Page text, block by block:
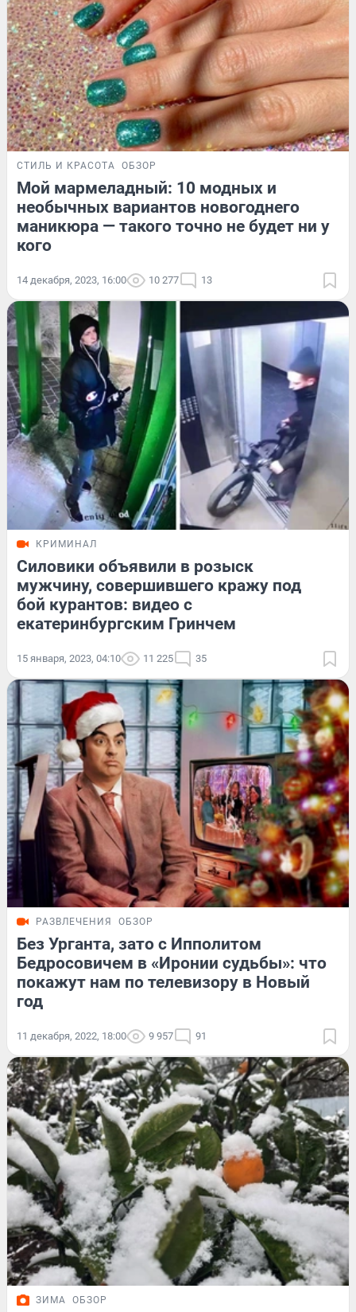
СТИЛЬ И КРАСОТА ОБЗОР
Мой мармеладный: 10 модных и
необычных вариантов новогоднего
маникюра — такого точно не будет ни у
кого
14 декабря, 2023, 16:00 10 277 13
КРИМИНАЛ
Силовики объявили в розыск
мужчину, совершившего кражу под
бой курантов: видео с
екатеринбургским Гринчем
15 января, 2023, 04:10 11 225 35
РАЗВЛЕЧЕНИЯ ОБЗОР
Без Урганта, зато с Ипполитом
Бедросовичем в «Иронии судьбы»: что
покажут нам по телевизору в Новый
год
11 декабря, 2022, 18:00 9 957 91
ЗИМА ОБЗОР